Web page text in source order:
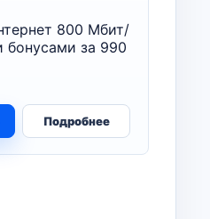
800 Мбит/
бонусами за 990
Подробнее